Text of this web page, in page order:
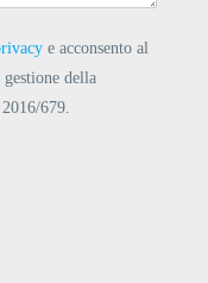
e acconsento al
della
679.